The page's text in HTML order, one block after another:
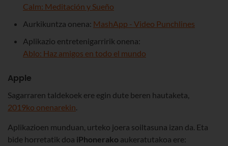
Calm: Meditación y Sueño
Aurkikuntza onena: MashApp - Video Punchlines
Aplikazio entretenigarririk onena:
Ablo: Haz amigos en todo el mundo
Apple
Sagarraren taldekoek ere egin dute beren hautaketa,
2019ko onenarekin.
Aplikazioen munduan, urteko joera soiltasuna izan da. Eta
bide horretatik doa iPhonerako aukeratutakoa ere: